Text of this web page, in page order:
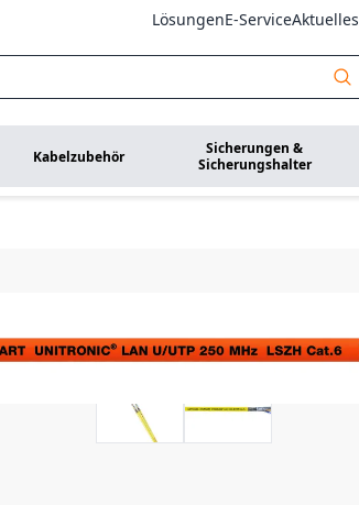
LösungenE-ServiceAktuelles
Kabelzubehör
Sicherungen &
Sicherungshalter